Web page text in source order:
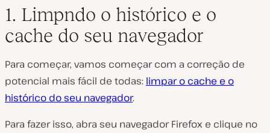
1. Limpndo o histórico e o
cache do seu navegador
Para começar, vamos começar com a correção de
potencial mais fácil de todas: limpar o cache e o
histórico do seu navegador.
Para fazer isso, abra seu navegador Firefox e clique no